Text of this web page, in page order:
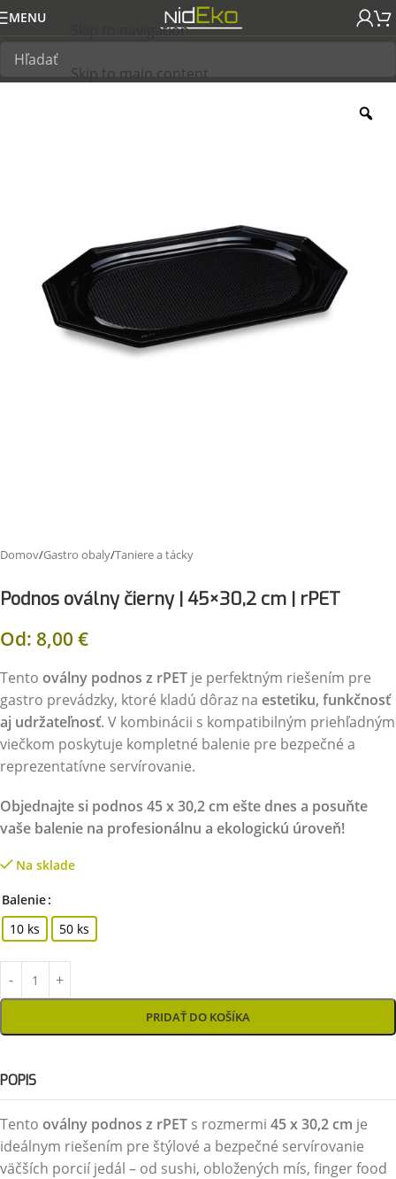
Skip to navigation
Skip to main content
MENU
Domov/Gastro obaly/Taniere a tácky
Podnos oválny čierny | 45×30,2 cm | rPET
Od: 8,00 €
Tento oválny podnos z rPET je perfektným riešením pre
gastro prevádzky, ktoré kladú dôraz na estetiku, funkčnosť
aj udržateľnosť. V kombinácii s kompatibilným priehľadným
viečkom poskytuje kompletné balenie pre bezpečné a
reprezentatívne servírovanie.
Objednajte si podnos 45 x 30,2 cm ešte dnes a posuňte
vaše balenie na profesionálnu a ekologickú úroveň!
Na sklade
Balenie
10 ks
50 ks
PRIDAŤ DO KOŠÍKA
POPIS
Tento oválny podnos z rPET s rozmermi 45 x 30,2 cm je
ideálnym riešením pre štýlové a bezpečné servírovanie
väčších porcií jedál – od sushi, obložených mís, finger food